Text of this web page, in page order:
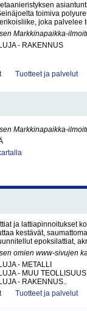
toimiva
joka palvelee
Markkinapaikka-
- RAKENNUS
Tuotteet ja palvelut
Markkinapaikka-
ja lattiapinnoitukset
kestävät,
epoksilattiat,
omien www-sivujen
- METALLI
- MUU TEOLLISUUS
- RAKENNUS..
Tuotteet ja palvelut